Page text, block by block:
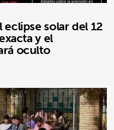
solar del 12
y el
oculto